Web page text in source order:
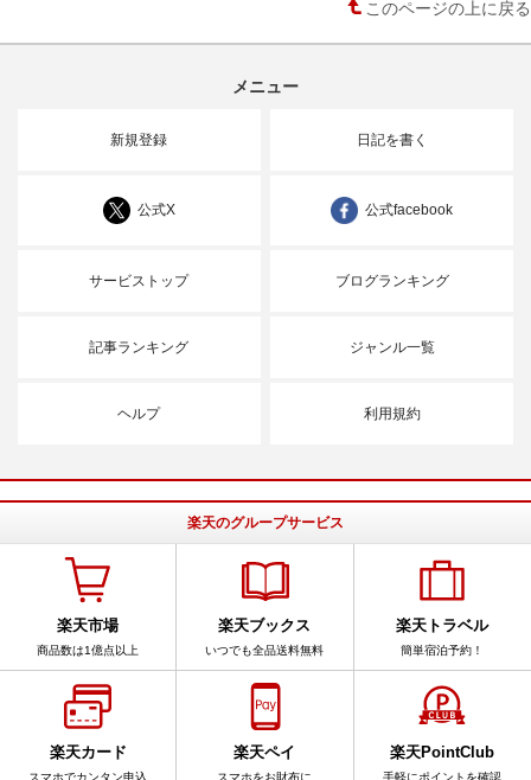
このページの上に戻る
メニュー
新規登録 日記を書く
公式X 公式facebook
サービストップ ブログランキング
記事ランキング ジャンル一覧
ヘルプ 利用規約
楽天のグループサービス
楽天市場
商品数は1億点以上
楽天ブックス
いつでも全品送料無料
楽天トラベル
簡単宿泊予約！
楽天カード
スマホでカンタン申込
楽天ペイ
スマホをお財布に
楽天PointClub
手軽にポイントを確認